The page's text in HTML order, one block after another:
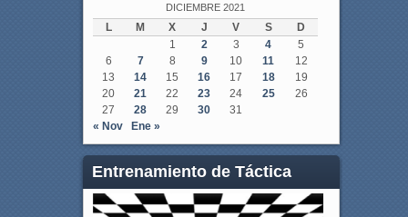
DICIEMBRE 2021
L M X J V S
D
1
2 3 4
5
6
7 8 9 10 11
12
13
14 15 16 17 18
19
20
21 22 23 24 25
26
27
28 29 30
31
« Nov
Ene »
Entrenamiento de Táctica